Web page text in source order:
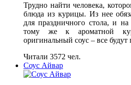
Трудно найти человека,
блюда из курицы. Из нее
для праздничного стола, и
тому же к ароматной
оригинальный соус – все будут
Читали 3572 чел.
Соус Айвар